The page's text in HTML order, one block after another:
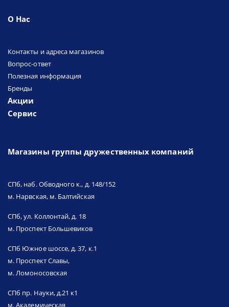
О Нас
Контакты и адреса магазинов
Вопрос-ответ
Полезная информация
Бренды
Акции
Сервис
Магазины группы дружественных компаний
СПб, наб. Обводного к., д. 148/152
м. Нарвская, м. Балтийская
СПб, ул. Коллонтай, д. 18
м. Проспект Большевиков
СПб Южное шоссе, д. 37, к.1
м. Проспект Славы,
м. Ломоносовская
СПб пр. Науки, д.21 к1
м. Академическая